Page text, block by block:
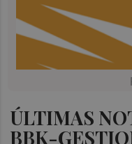
ÚLTIMAS
BBK-